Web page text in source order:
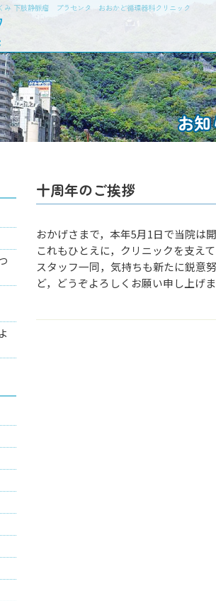
み 下肢静脈瘤 プラセンタ おおかど循環器科クリニック
お
十周年のご挨拶
おかげさまで，本年5月1日で当院は
これもひとえに，クリニックを支え
スタッフ一同，気持ちも新たに鋭意
ど，どうぞよろしくお願い申し上げま